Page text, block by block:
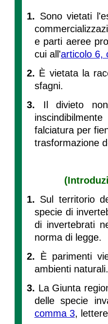
1. Sono vietati
e parti aeree
cui all'articolo 6,
2. È vietata la
sfagni.
3. Il divieto
falciatura per
trasformazione
1. Sul territorio
specie di
di invertebrati
norma di legge.
2. È parimenti
ambienti naturali.
3. La Giunta
delle specie
comma 3,